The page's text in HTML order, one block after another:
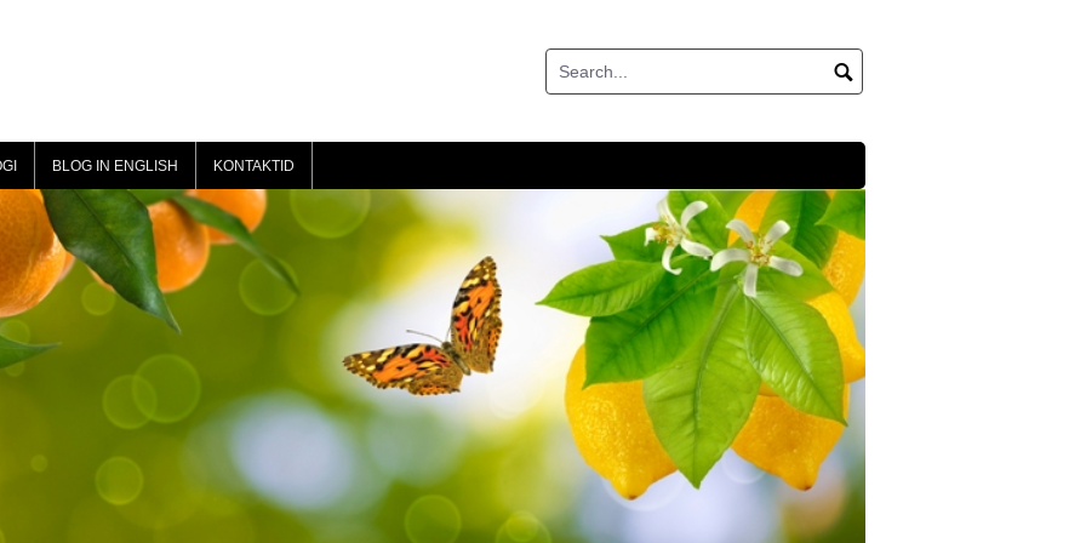
BLOG IN ENGLISH KONTAKTID